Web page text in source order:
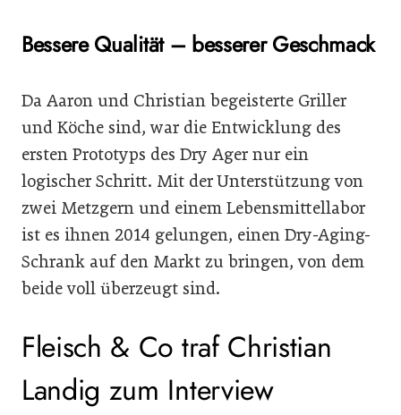
Bessere Qualität – besserer Geschmack
Da Aaron und Christian begeisterte Griller
und Köche sind, war die Entwicklung des
ersten Prototyps des Dry Ager nur ein
logischer Schritt. Mit der Unterstützung von
zwei Metzgern und einem Lebensmittellabor
ist es ihnen 2014 gelungen, einen Dry-Aging-
Schrank auf den Markt zu bringen, von dem
beide voll überzeugt sind.
Fleisch & Co traf Christian
Landig zum Interview